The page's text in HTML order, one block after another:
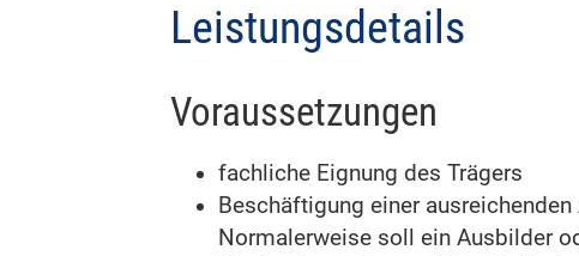
Leistungsdetails
Voraussetzungen
fachliche Eignung des Trägers
Beschäftigung einer
Normalerweise soll ein Ausbilder